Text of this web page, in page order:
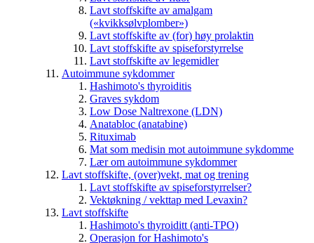
Lavt stoffskifte av amalgam
(«kvikksølvplomber»)
Lavt stoffskifte av (for) høy prolaktin
Lavt stoffskifte av spiseforstyrrelse
Lavt stoffskifte av legemidler
Autoimmune sykdommer
Hashimoto's thyroiditis
Graves sykdom
Low Dose Naltrexone (LDN)
Anatabloc (anatabine)
Rituximab
Mat som medisin mot autoimmune sykdomme
Lær om autoimmune sykdommer
Lavt stoffskifte, (over)vekt, mat og trening
Lavt stoffskifte av spiseforstyrrelser?
Vektøkning / vekttap med Levaxin?
Lavt stoffskifte
Hashimoto's thyroiditt (anti-TPO)
Operasjon for Hashimoto's